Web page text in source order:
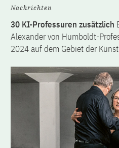
Nachrichten
30 KI-Professuren zusätzlich
Alexander von Humboldt-
2024 auf dem Gebiet der